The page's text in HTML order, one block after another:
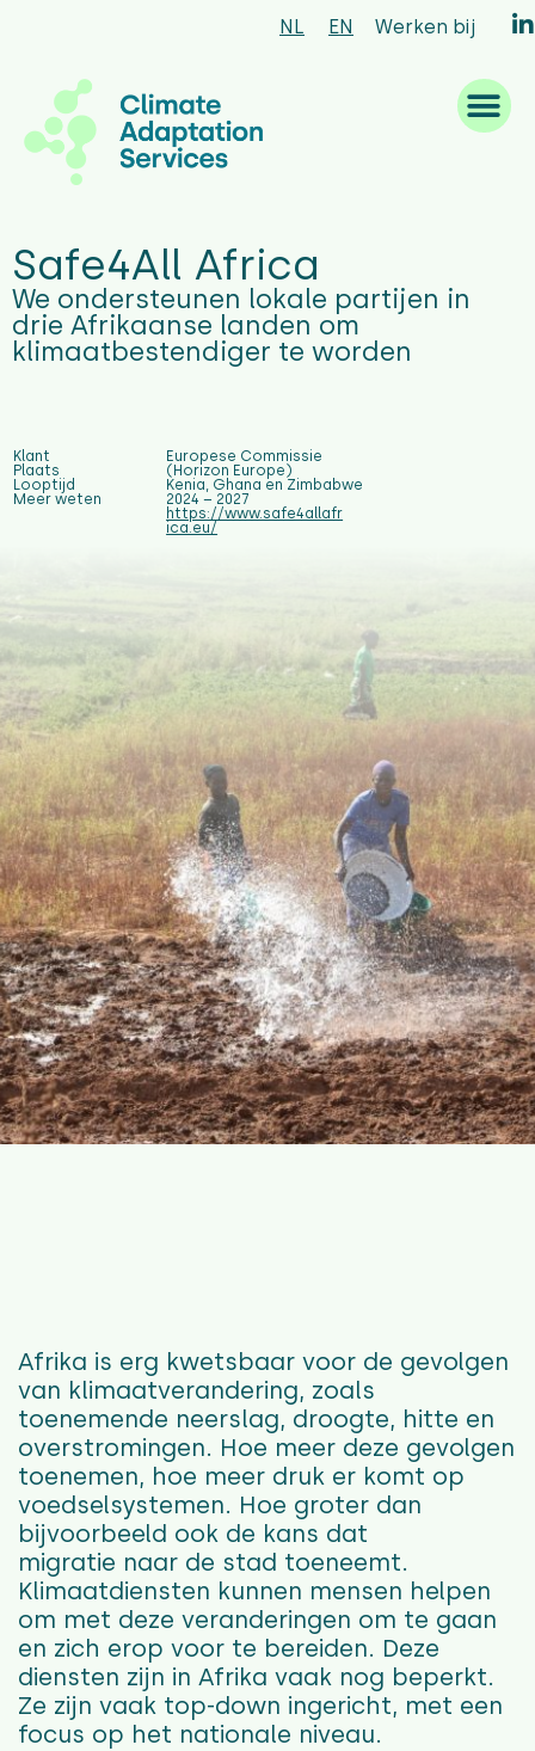
NL EN Werken bij
Safe4All Africa
We ondersteunen lokale partijen in
drie Afrikaanse landen om
klimaatbestendiger te worden
Klant
Plaats
Looptijd
Meer weten
Europese Commissie
(Horizon Europe)
Kenia, Ghana en Zimbabwe
2024 – 2027
https://www.safe4allafr
ica.eu/
Afrika is erg kwetsbaar voor de gevolgen
van klimaatverandering, zoals
toenemende neerslag, droogte, hitte en
overstromingen. Hoe meer deze gevolgen
toenemen, hoe meer druk er komt op
voedselsystemen. Hoe groter dan
bijvoorbeeld ook de kans dat
migratie naar de stad toeneemt.
Klimaatdiensten kunnen mensen helpen
om met deze veranderingen om te gaan
en zich erop voor te bereiden. Deze
diensten zijn in Afrika vaak nog beperkt.
Ze zijn vaak top-down ingericht, met een
focus op het nationale niveau.